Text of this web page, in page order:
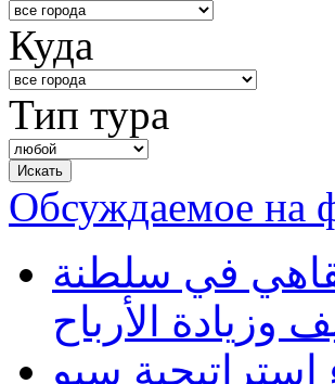
Куда
Тип тура
Обсуждаемое на
في سلطنة
الأرباح
سيو